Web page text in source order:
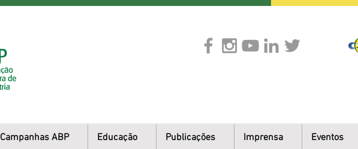
Campanhas ABP Educação Publicações Imprensa Eventos